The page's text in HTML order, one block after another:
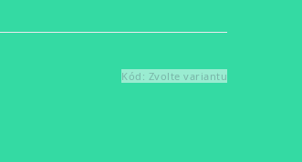
Kód: Zvolte variantu